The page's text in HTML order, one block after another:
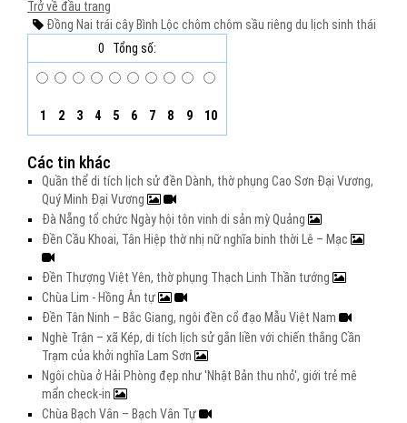
Trở về đầu trang
Đồng Nai trái cây Bình Lộc chôm chôm sầu riêng du lịch sinh thái
0
Tổng số:
1 2 3 4 5 6 7 8 9 10
Các tin khác
Quần thể di tích lịch sử đền Dành, thờ phụng Cao Sơn Đại Vương,
Quý Minh Đại Vương
Đà Nẵng tổ chức Ngày hội tôn vinh di sản mỳ Quảng
Đền Cầu Khoai, Tân Hiệp thờ nhị nữ nghĩa binh thời Lê – Mạc
Đền Thượng Việt Yên, thờ phụng Thạch Linh Thần tướng
Chùa Lim - Hồng Ân tự
Đền Tân Ninh – Bắc Giang, ngôi đền cổ đạo Mẫu Việt Nam
Nghè Trận – xã Kép, di tích lịch sử gắn liền với chiến thắng Cần
Trạm của khởi nghĩa Lam Sơn
Ngôi chùa ở Hải Phòng đẹp như 'Nhật Bản thu nhỏ', giới trẻ mê
mẩn check-in
Chùa Bạch Vân – Bạch Vân Tự